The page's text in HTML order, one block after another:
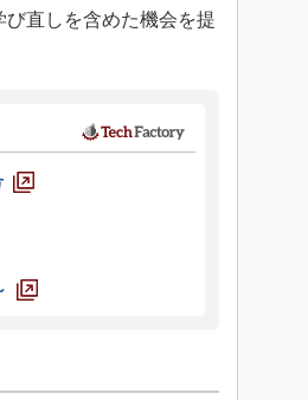
直しを含めた機会を提